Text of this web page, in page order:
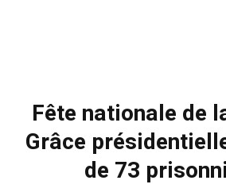
Fête nationale de
Grâce
de 73